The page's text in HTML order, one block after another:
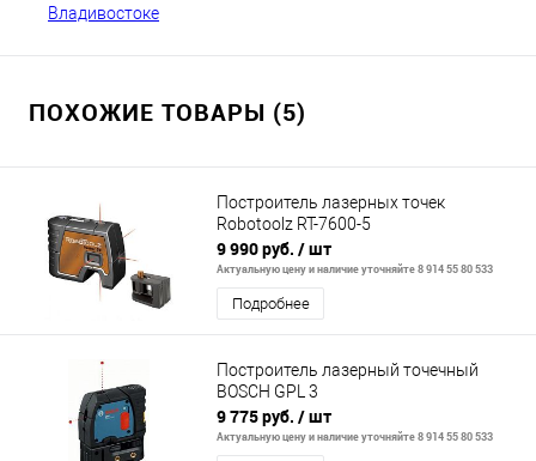
Владивостоке
ПОХОЖИЕ ТОВАРЫ (5)
Построитель лазерных точек
Robotoolz RT-7600-5
9 990 руб. / шт
Актуальную цену и наличие уточняйте 8 914 55 80 533
Подробнее
Построитель лазерный точечный
BOSCH GPL 3
9 775 руб. / шт
Актуальную цену и наличие уточняйте 8 914 55 80 533